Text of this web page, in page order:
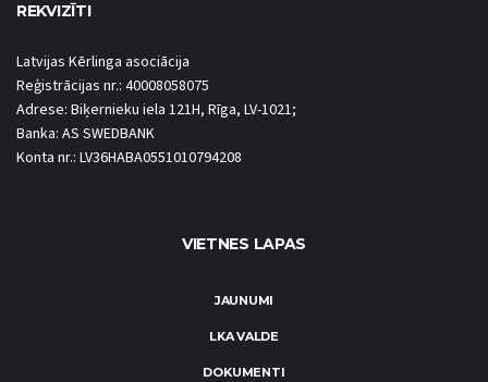
REKVIZĪTI
Latvijas Kērlinga asociācija
Reģistrācijas nr.: 40008058075
Adrese: Biķernieku iela 121H, Rīga, LV-1021;
Banka: AS SWEDBANK
Konta nr.: LV36HABA0551010794208
VIETNES LAPAS
JAUNUMI
LKA VALDE
DOKUMENTI